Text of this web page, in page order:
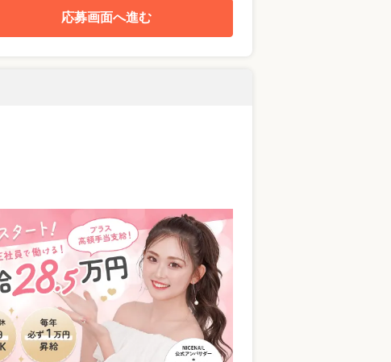
応募画面へ進む